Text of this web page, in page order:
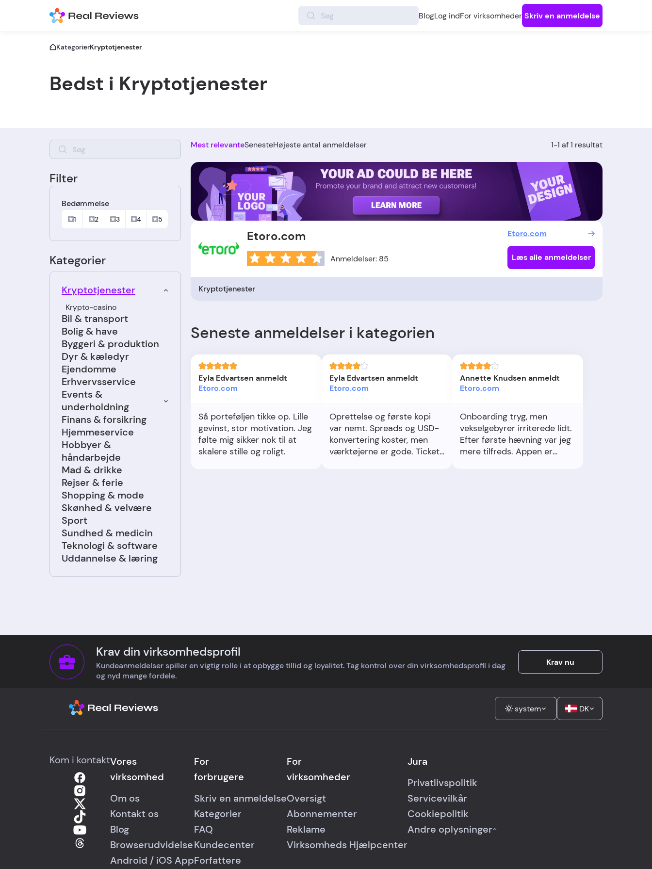
BlogLog indFor virksomheder Skriv en anmeldelse
KategorierKryptotjenester
Bedst i Kryptotjenester
Filter
Bedømmelse
1 2 3 4 5
Kategorier
Bil & transport
Bolig & have
Byggeri & produktion
Dyr & kæledyr
Ejendomme
Erhvervsservice
Events &
underholdning
Finans & forsikring
Hjemmeservice
Hobbyer &
håndarbejde
Kryptotjenester
Krypto-casino
Mad & drikke
Rejser & ferie
Shopping & mode
Skønhed & velvære
Sport
Sundhed & medicin
Teknologi & software
Uddannelse & læring
Mest relevanteSenesteHøjeste antal anmeldelser 1-1 af 1 resultat
Etoro.com
Anmeldelser: 85
Etoro.com
Læs alle anmeldelser
Kryptotjenester
Seneste anmeldelser i kategorien
Eyla Edvartsen anmeldt
Etoro.com
Så porteføljen tikke op. Lille
gevinst, stor motivation. Jeg
følte mig sikker nok til at
skalere stille og roligt.
Eyla Edvartsen anmeldt
Etoro.com
Oprettelse og første kopi
var nemt. Spreads og USD-
konvertering koster, men
værktøjerne er gode. Ticket-
Annette Knudsen anmeldt
Etoro.com
Onboarding tryg, men
vekselgebyrer irriterede lidt.
Efter første hævning var jeg
mere tilfreds. Appen er
Krav din virksomhedsprofil
Kundeanmeldelser spiller en vigtig rolle i at opbygge tillid og loyalitet. Tag kontrol over din virksomhedsprofil i dag
og nyd mange fordele.
Krav nu
system DK
Kom i kontaktVores
virksomhed
Om os
Kontakt os
Blog
Browserudvidelse
Android / iOS App
For
forbrugere
Skriv en anmeldelse
Kategorier
FAQ
Kundecenter
Forfattere
For
virksomheder
Oversigt
Abonnementer
Reklame
Virksomheds Hjælpcenter
Jura
Privatlivspolitik
Servicevilkår
Cookiepolitik
Andre oplysninger